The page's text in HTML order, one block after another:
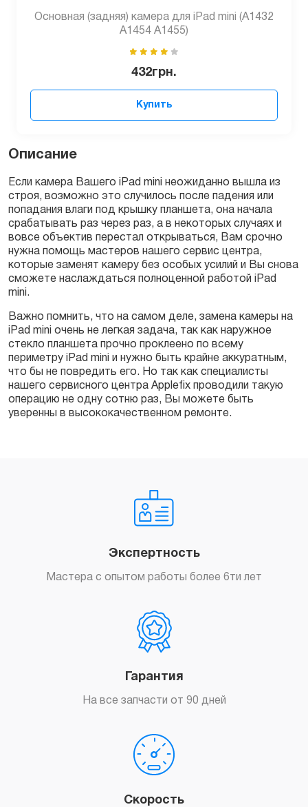
Основная (задняя) камера для iPad mini (A1432
A1454 A1455)
432грн.
Купить
Описание
Если камера Вашего iPad mini неожиданно вышла из
строя, возможно это случилось после падения или
попадания влаги под крышку планшета, она начала
срабатывать раз через раз, а в некоторых случаях и
вовсе объектив перестал открываться, Вам срочно
нужна помощь мастеров нашего сервис центра,
которые заменят камеру без особых усилий и Вы снова
сможете наслаждаться полноценной работой iPad
mini.
Важно помнить, что на самом деле, замена камеры на
iPad mini очень не легкая задача, так как наружное
стекло планшета прочно проклеено по всему
периметру iPad mini и нужно быть крайне аккуратным,
что бы не повредить его. Но так как специалисты
нашего сервисного центра Applefix проводили такую
операцию не одну сотню раз, Вы можете быть
уверенны в высококачественном ремонте.
Экспертность
Мастера с опытом работы более 6ти лет
Гарантия
На все запчасти от 90 дней
Скорость